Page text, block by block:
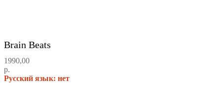
Brain Beats
1990,00
р.
Русский язык: нет